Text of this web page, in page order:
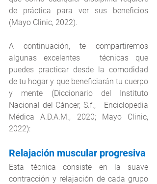
de práctica para ver sus beneficios
(Mayo Clinic, 2022).
A continuación, te compartiremos
algunas excelentes   técnicas que
puedes practicar desde la comodidad
de tu hogar y que beneficiarán tu cuerpo
y mente (Diccionario del Instituto
Nacional del Cáncer, S.f.;   Enciclopedia
Médica A.D.A.M., 2020; Mayo Clinic,
2022):
Relajación muscular progresiva
Esta técnica consiste en la suave
contracción y relajación de cada grupo